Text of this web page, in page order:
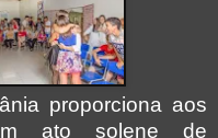
proporciona aos
ato solene de